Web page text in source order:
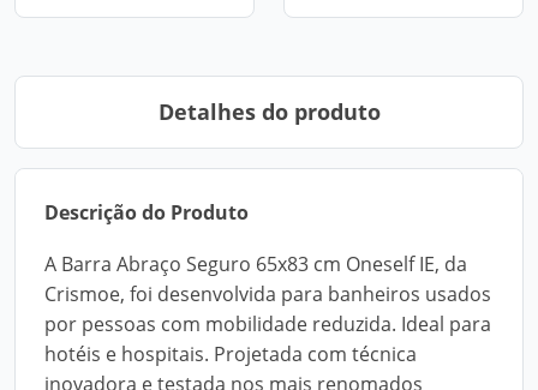
Detalhes do produto
Descrição do Produto
A Barra Abraço Seguro 65x83 cm Oneself IE, da
Crismoe, foi desenvolvida para banheiros usados
por pessoas com mobilidade reduzida. Ideal para
hotéis e hospitais. Projetada com técnica
inovadora e testada nos mais renomados